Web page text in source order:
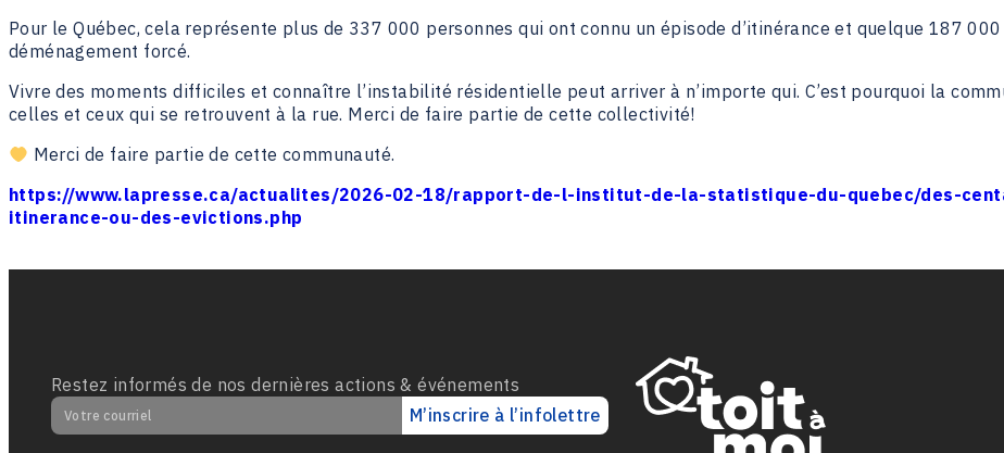
Pour le Québec, cela représente plus de 337 000 personnes qui ont connu un épisode d’itinérance et quelque 187
déménagement forcé.
Vivre des moments difficiles et connaître l’instabilité résidentielle peut arriver à n’importe qui. C’est pourquoi la
celles et ceux qui se retrouvent à la rue. Merci de faire partie de cette collectivité!
Merci de faire partie de cette communauté.
https://www.lapresse.ca/actualites/2026-02-18/rapport-de-l-institut-de-la-statistique-du-quebec/des-
itinerance-ou-des-evictions.php
Restez informés de nos dernières actions & événements
M’inscrire à l’infolettre